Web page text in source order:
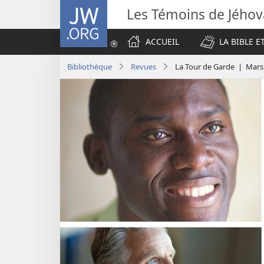
JW.ORG Les Témoins de
ACCUEIL
LA BIBLE
Bibliothèque Revues La Tour de Garde | Mars